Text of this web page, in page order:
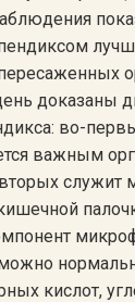
доказаны
во-
важным
служит
кислот,